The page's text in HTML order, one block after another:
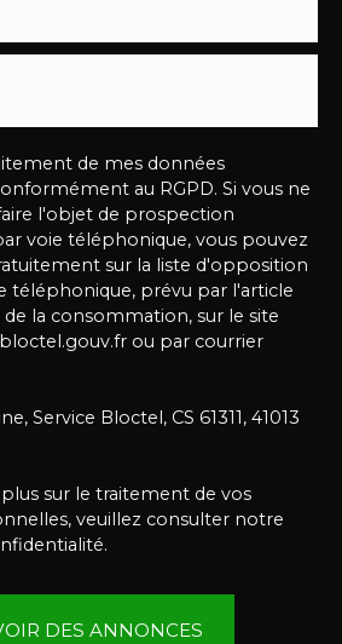
de mes données
au RGPD. Si vous ne
l'objet de prospection
voie téléphonique, vous pouvez
sur la liste d'opposition
téléphonique, prévu par l'article
de la consommation, sur le site
ou par courrier
Service Bloctel, CS 61311, 41013
sur le traitement de vos
veuillez consulter notre
.
DES ANNONCES